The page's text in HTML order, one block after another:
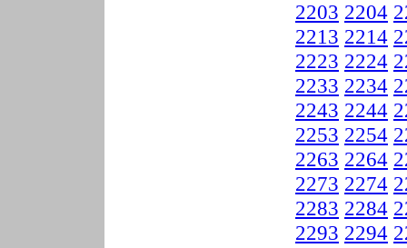
2203 2204
2213 2214
2223 2224
2233 2234
2243 2244
2253 2254
2263 2264
2273 2274
2283 2284
2293 2294